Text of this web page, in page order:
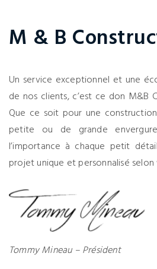
M & B
Un service exceptionnel et une
de nos clients, c’est ce don M&B
Que ce soit pour une
petite ou de grande
l’importance à chaque petit
projet unique et personnalisé selon
Tommy Mineau – Président